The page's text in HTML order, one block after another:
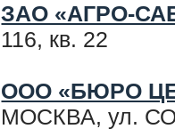
ЗАО «АГРО-
116, кв. 22
ООО «БЮРО
МОСКВА, ул.